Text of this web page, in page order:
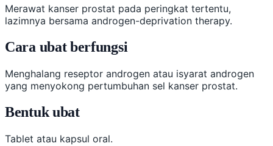
Merawat kanser prostat pada peringkat tertentu,
lazimnya bersama androgen-deprivation therapy.
Cara ubat berfungsi
Menghalang reseptor androgen atau isyarat androgen
yang menyokong pertumbuhan sel kanser prostat.
Bentuk ubat
Tablet atau kapsul oral.